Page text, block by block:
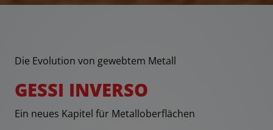
Die Evolution von gewebtem Metall
GESSI INVERSO
Ein neues Kapitel für Metalloberflächen